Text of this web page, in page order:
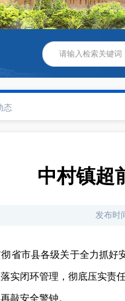
态
中村镇超
发布时
省市县各级关于全力抓好
实闭环管理，彻底压实责
敲安全警钟。